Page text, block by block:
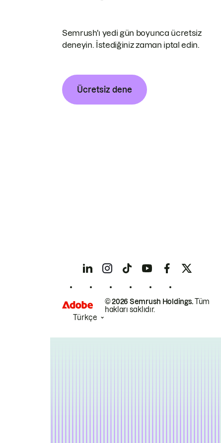
Semrush'ı yedi gün boyunca ücretsiz
deneyin. İstediğiniz zaman iptal edin.
Ücretsiz dene
© 2026 Semrush Holdings.Tüm
hakları saklıdır.
Türkçe